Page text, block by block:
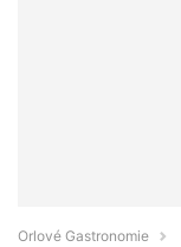
Orlové Gastronomie